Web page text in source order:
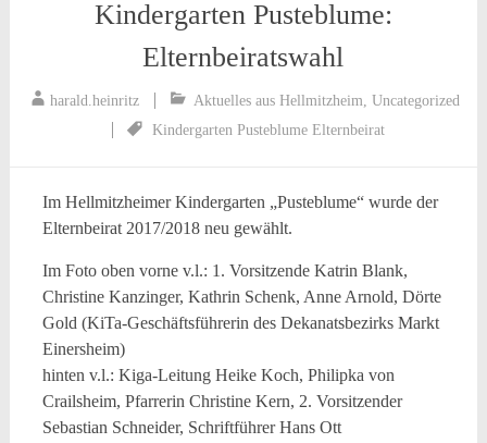
Kindergarten Pusteblume:
Elternbeiratswahl
harald.heinritz Aktuelles aus Hellmitzheim,Uncategorized
Kindergarten Pusteblume Elternbeirat
Im Hellmitzheimer Kindergarten „Pusteblume“ wurde der
Elternbeirat 2017/2018 neu gewählt.
Im Foto oben vorne v.l.: 1. Vorsitzende Katrin Blank,
Christine Kanzinger, Kathrin Schenk, Anne Arnold, Dörte
Gold (KiTa-Geschäftsführerin des Dekanatsbezirks Markt
Einersheim)
hinten v.l.: Kiga-Leitung Heike Koch, Philipka von
Crailsheim, Pfarrerin Christine Kern, 2. Vorsitzender
Sebastian Schneider, Schriftführer Hans Ott